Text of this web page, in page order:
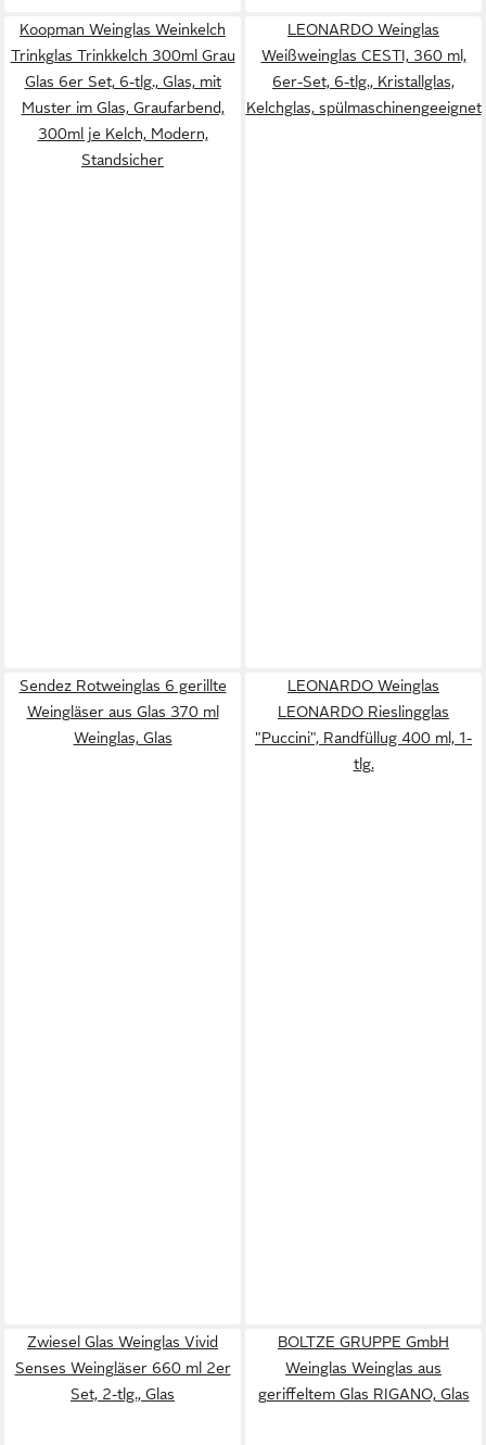
Koopman Weinglas Weinkelch
Trinkglas Trinkkelch 300ml Grau
Glas 6er Set, 6-tlg., Glas, mit
Muster im Glas, Graufarbend,
300ml je Kelch, Modern,
Standsicher
LEONARDO Weinglas
Weißweinglas CESTI, 360 ml,
6er-Set, 6-tlg., Kristallglas,
Kelchglas, spülmaschinengeeignet
Sendez Rotweinglas 6 gerillte
Weingläser aus Glas 370 ml
Weinglas, Glas
LEONARDO Weinglas
LEONARDO Rieslingglas
"Puccini", Randfüllug 400 ml, 1-
tlg.
Zwiesel Glas Weinglas Vivid
Senses Weingläser 660 ml 2er
Set, 2-tlg., Glas
BOLTZE GRUPPE GmbH
Weinglas Weinglas aus
geriffeltem Glas RIGANO, Glas